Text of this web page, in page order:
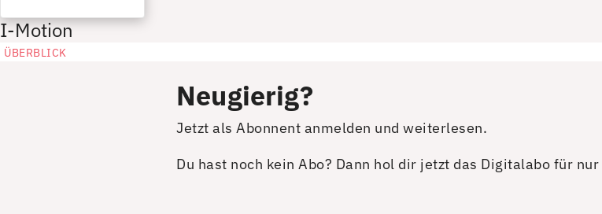
I-Motion
ÜBERBLICK
Neugierig?
Jetzt als Abonnent anmelden und weiterlesen.
Du hast noch kein Abo? Dann hol dir jetzt das Digitalabo für